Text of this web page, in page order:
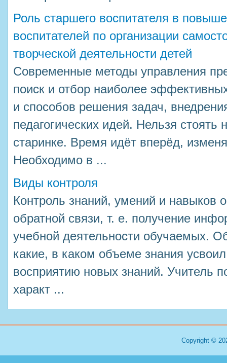
Роль старшего воспитателя в
воспитателей по организации
творческой деятельности детей
Современные методы управления
поиск и отбор наиболее
и способов решения задач,
педагогических идей. Нельзя стоять
старинке. Время идёт вперёд,
Необходимо в ...
Виды контроля
Контроль знаний, умений и навыков
обратной связи, т. е. получение
учебной деятельности обучаемых.
какие, в каком объеме знания
восприятию новых знаний. Учитель
характ ...
Copyright ©